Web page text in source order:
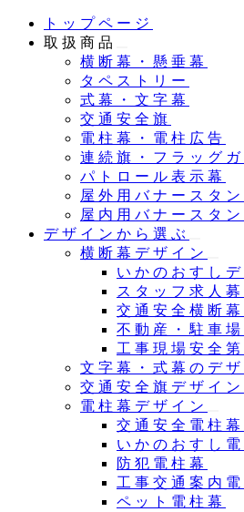
トップページ
取扱商品
横断幕・懸垂幕
タペストリー
式幕・文字幕
交通安全旗
電柱幕・電柱広告
連続旗・フラッグ
パトロール表示幕
屋外用バナースタン
屋内用バナースタン
デザインから選ぶ
横断幕デザイン
いかのおすし
スタッフ求人
交通安全横断
不動産・駐車
工事現場安全第
文字幕・式幕のデザ
交通安全旗デザイン
電柱幕デザイン
交通安全電柱幕
いかのおすし電
防犯電柱幕
工事交通案内
ペット電柱幕